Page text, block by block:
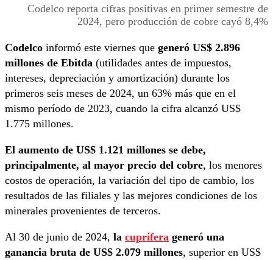
Codelco reporta cifras positivas en primer semestre de
2024, pero producción de cobre cayó 8,4%
Codelco informó este viernes que generó US$ 2.896
millones de Ebitda (utilidades antes de impuestos,
intereses, depreciación y amortización) durante los
primeros seis meses de 2024, un 63% más que en el
mismo período de 2023, cuando la cifra alcanzó US$
1.775 millones.
El aumento de US$ 1.121 millones se debe,
principalmente, al mayor precio del cobre, los menores
costos de operación, la variación del tipo de cambio, los
resultados de las filiales y las mejores condiciones de los
minerales provenientes de terceros.
Al 30 de junio de 2024, la cuprífera generó una
ganancia bruta de US$ 2.079 millones, superior en US$